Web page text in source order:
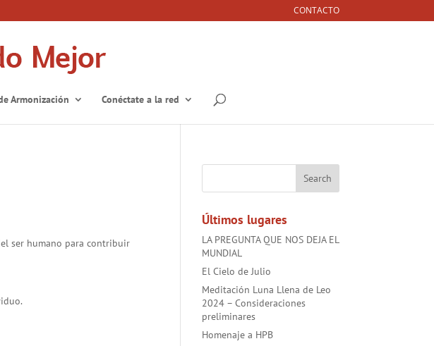
CONTACTO
Armonización Conéctate a la red
ser humano para contribuir
Últimos lugares
LA PREGUNTA QUE NOS DEJA EL
MUNDIAL
El Cielo de Julio
Meditación Luna Llena de Leo
2024 – Consideraciones
preliminares
Homenaje a HPB